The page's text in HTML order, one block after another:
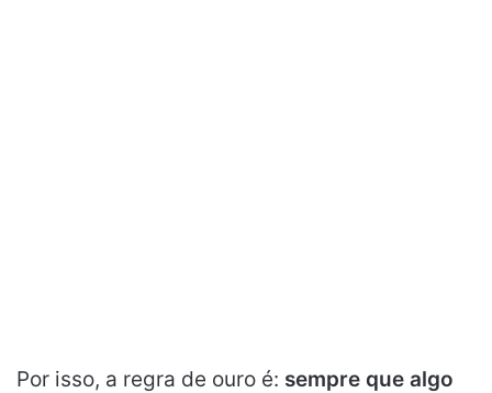
Por isso, a regra de ouro é: sempre que algo